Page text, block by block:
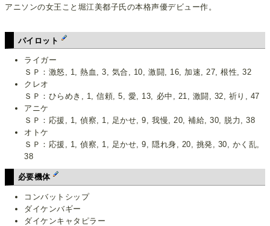
アニソンの女王こと堀江美都子氏の本格声優デビュー作。
パイロット
ライガー
ＳＰ：激怒, 1, 熱血, 3, 気合, 10, 激闘, 16, 加速, 27, 根性, 32
クレオ
ＳＰ：ひらめき, 1, 信頼, 5, 愛, 13, 必中, 21, 激闘, 32, 祈り, 47
アニケ
ＳＰ：応援, 1, 偵察, 1, 足かせ, 9, 我慢, 20, 補給, 30, 脱力, 38
オトケ
ＳＰ：応援, 1, 偵察, 1, 足かせ, 9, 隠れ身, 20, 挑発, 30, かく乱,
38
必要機体
コンバットシップ
ダイケンバギー
ダイケンキャタピラー